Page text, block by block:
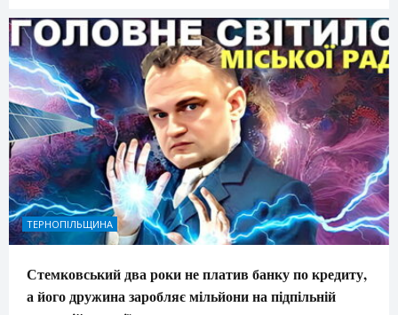
ТЕРНОПІЛЬЩИНА
Стемковський два роки не платив банку по кредиту,
а його дружина заробляє мільйони на підпільній